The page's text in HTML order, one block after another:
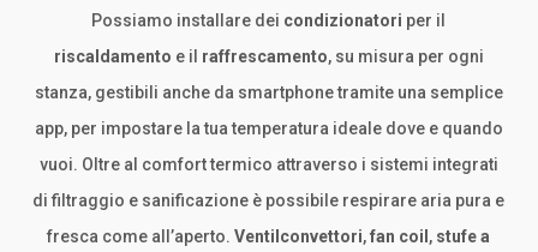
Possiamo installare dei condizionatori per il
riscaldamento e il raffrescamento, su misura per ogni
stanza, gestibili anche da smartphone tramite una semplice
app, per impostare la tua temperatura ideale dove e quando
vuoi. Oltre al comfort termico attraverso i sistemi integrati
di filtraggio e sanificazione è possibile respirare aria pura e
fresca come all’aperto.Ventilconvettori,fan coil , stufe a